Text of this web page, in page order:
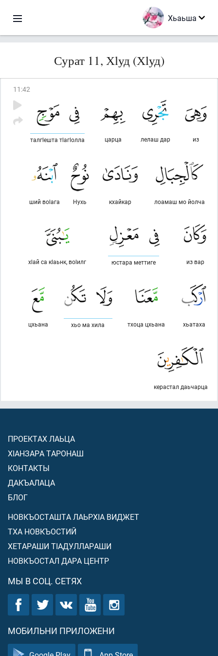
Хьаьша
Сурат 11, Хlуд (Хlуд)
11 :42
из
лелаш дар
царца
талгlешта тlагlолла
лоамаш мо йолча
кхайкар
Нухь
ший воlага
из вар
юстара меттиге
хlай са кlаьнк, воlилг
хьатаха
тхоца цхьана
хьо ма хила
цхьана
керастал даьчарца
ПРОЕКТАХ ЛАЬЦА
ХIАНЗАРА ТАРОНАШ
КОНТАКТЫ
ДАКЪАЛАЦА
БЛОГ
НОВКЪОСТАШТА ЛАЬРХIА ВИДЖЕТ
ТХА НОВКЪОСТИЙ
ХЕТАРАШИ ТIАДУЛЛАРАШИ
НОВКЪОСТАЛ ДАРА ЦЕНТР
МЫ В СОЦ. СЕТЯХ
МОБИЛЬНИ ПРИЛОЖЕНИ